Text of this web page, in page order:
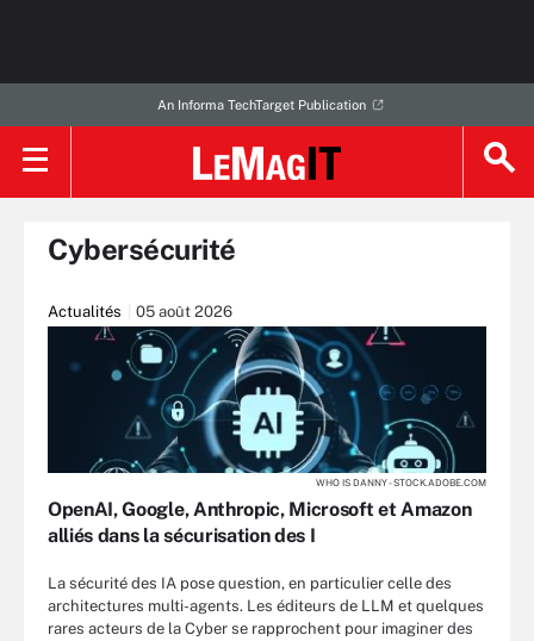
An Informa TechTarget Publication
Cybersécurité
Actualités 05 août 2026
WHO IS DANNY - STOCK.ADOBE.COM
OpenAI, Google, Anthropic, Microsoft et Amazon
alliés dans la sécurisation des I
La sécurité des IA pose question, en particulier celle des
architectures multi-agents. Les éditeurs de LLM et quelques
rares acteurs de la Cyber se rapprochent pour imaginer des